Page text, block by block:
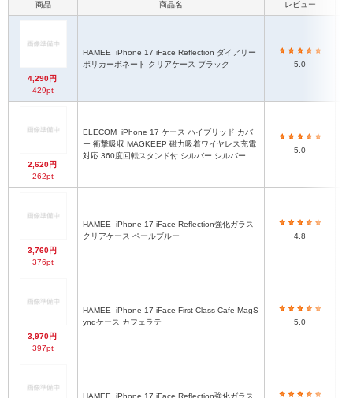
商品 商品名 レビュー
4,290円
429pt
HAMEE
ポリカーボネート クリアケース ブラック
5.0
2,620円
262pt
ELECOM
ー 衝撃吸収 MAGKEEP 磁力吸着ワイヤレス充電
対応 360度回転スタンド付 シルバー シルバー
5.0
3,760円
376pt
HAMEE
クリアケース ペールブルー
4.8
3,970円
397pt
HAMEE
ynqケース カフェラテ
5.0
HAMEE